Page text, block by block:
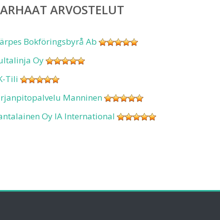
ARVOSTELUT
Bokföringsbyrå Ab
Oy
Tili
Manninen
Oy IA International